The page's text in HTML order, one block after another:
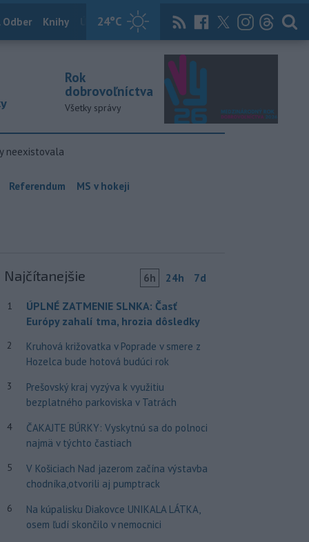
24°C
Odber Knihy Útulkovo Magazín News Now Archív
Rok
dobrovoľníctva
Všetky správy
neexistovala
Referendum MS v hokeji
Najčítanejšie 6h 24h 7d
1
ÚPLNÉ ZATMENIE SLNKA: Časť
Európy zahalí tma, hrozia dôsledky
2
Kruhová križovatka v Poprade v smere z
Hozelca bude hotová budúci rok
3
Prešovský kraj vyzýva k využitiu
bezplatného parkoviska v Tatrách
4
ČAKAJTE BÚRKY: Vyskytnú sa do polnoci
najmä v týchto častiach
5
V Košiciach Nad jazerom začína výstavba
chodníka,otvorili aj pumptrack
6
Na kúpalisku Diakovce UNIKALA LÁTKA,
osem ľudí skončilo v nemocnici